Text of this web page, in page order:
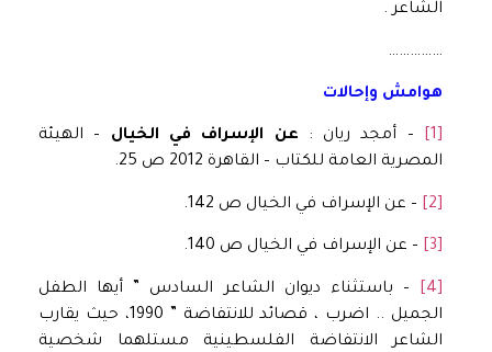
الشاعر .
……………
هوامش وإحالات
[1] – أمجد ريان : عن الإسراف في الخيال – الهيئة
المصرية العامة للكتاب – القاهرة 2012 ص 25.
[2] – عن الإسراف في الخيال ص 142.
[3] – عن الإسراف في الخيال ص 140.
[4]
– باستثناء ديوان الشاعر السادس ” أيها الطفل
الجميل .. اضرب ، قصائد للانتفاضة ” 1990، حيث يقارب
الشاعر الانتفاضة الفلسطينية مستلهما شخصية